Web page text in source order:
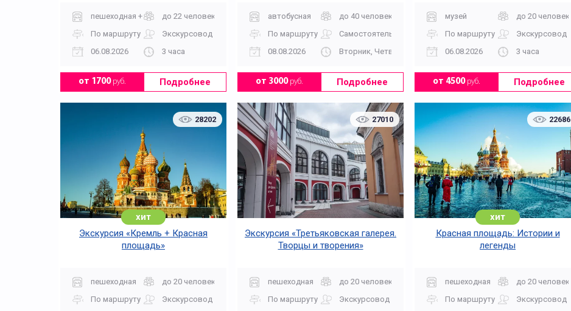
пешеходная + музейдо 22 человек
По маршруту
Экскурсовод
06.08.2026
3 часа
от 1700руб. Подробнее
автобусная
до 40 человек
По маршруту
Самостоятельно
08.08.2026
Вторник, Четверг, Суббота, Воскресенье 11.30
от 3000руб. Подробнее
музей
до 20 человек
По маршруту
Экскурсовод
06.08.2026
3 часа
от 4500руб. Подробнее
28202
хит
Экскурсия «Кремль + Красная
площадь»
пешеходная
до 20 человек
По маршруту
Экскурсовод
27010
Экскурсия «Третьяковская галерея.
Творцы и творения»
пешеходная
до 20 человек
По маршруту
Экскурсовод
22686
хит
Красная площадь: Истории и
легенды
пешеходная
до 20 человек
По маршруту
Экскурсовод